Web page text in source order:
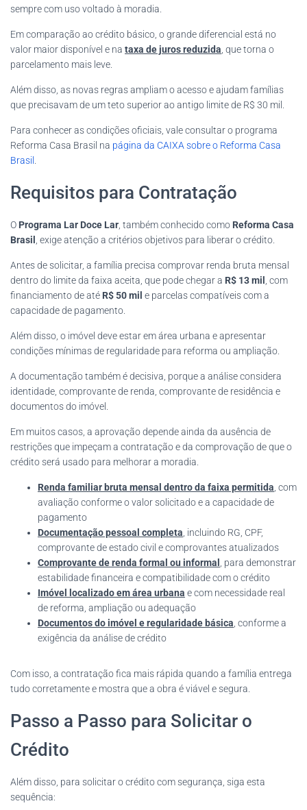
sempre com uso voltado à moradia.
Em comparação ao crédito básico, o grande diferencial está no
valor maior disponível e na taxa de juros reduzida , que torna o
parcelamento mais leve.
Além disso, as novas regras ampliam o acesso e ajudam famílias
que precisavam de um teto superior ao antigo limite de R$ 30 mil.
Para conhecer as condições oficiais, vale consultar o programa
Reforma Casa Brasil na página da CAIXA sobre o Reforma Casa
Brasil
Requisitos para Contratação
O Programa Lar Doce Lar , também conhecido como Reforma Casa
Brasil
, exige atenção a critérios objetivos para liberar o crédito.
Antes de solicitar, a família precisa comprovar renda bruta mensal
dentro do limite da faixa aceita, que pode chegar a R$ 13 mil
, com
financiamento de até R$ 50 mil e parcelas compatíveis com a
capacidade de pagamento.
Além disso, o imóvel deve estar em área urbana e apresentar
condições mínimas de regularidade para reforma ou ampliação.
A documentação também é decisiva, porque a análise considera
identidade, comprovante de renda, comprovante de residência e
documentos do imóvel.
Em muitos casos, a aprovação depende ainda da ausência de
restrições que impeçam a contratação e da comprovação de que o
crédito será usado para melhorar a moradia.
Renda familiar bruta mensal dentro da faixa permitida , com
avaliação conforme o valor solicitado e a capacidade de
pagamento
Documentação pessoal completa , incluindo RG, CPF,
comprovante de estado civil e comprovantes atualizados
Comprovante de renda formal ou informal
, para demonstrar
estabilidade financeira e compatibilidade com o crédito
Imóvel localizado em área urbana e com necessidade real
de reforma, ampliação ou adequação
Documentos do imóvel e regularidade básica , conforme a
exigência da análise de crédito
Com isso, a contratação fica mais rápida quando a família entrega
tudo corretamente e mostra que a obra é viável e segura.
Passo a Passo para Solicitar o
Crédito
Além disso, para solicitar o crédito com segurança, siga esta
sequência: